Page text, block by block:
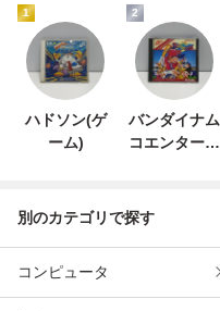
1
ハドソン(ゲ
ーム)
2
バンダイナム
コエンターテ
別のカテゴリで探す
コンピュータ